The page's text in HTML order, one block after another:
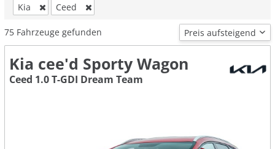
Kia Ceed
75 Fahrzeuge gefunden
Kia cee'd Sporty Wagon
Ceed 1.0 T-GDI Dream Team